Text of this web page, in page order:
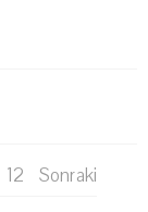
12
Sonraki